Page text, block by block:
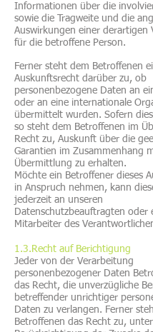
Informationen über die
sowie die Tragweite und die
Auswirkungen einer derartigen
für die betroffene Person.
Ferner steht dem Betroffenen
Auskunftsrecht darüber zu, ob
personenbezogene Daten an
oder an eine internationale
übermittelt wurden. Sofern
so steht dem Betroffenen im
Recht zu, Auskunft über die
Garantien im Zusammenhang
Übermittlung zu erhalten.
Möchte ein Betroffener dieses
in Anspruch nehmen, kann
jederzeit an unseren
Datenschutzbeauftragten oder
Mitarbeiter des
1.3.Recht auf Berichtigung
Jeder von der Verarbeitung
personenbezogener Daten
das Recht, die unverzügliche
betreffender unrichtiger
Daten zu verlangen. Ferner
Betroffenen das Recht zu, unter